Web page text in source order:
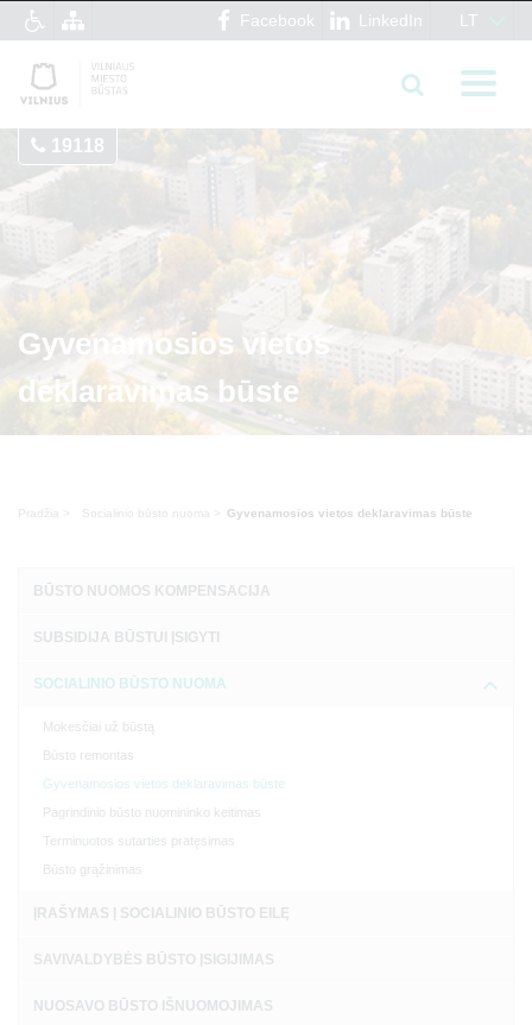
Facebook LinkedIn LT
19118
Gyvenamosios vietos
deklaravimas būste
Pradžia Socialinio būsto nuoma Gyvenamosios vietos deklaravimas būste
BŪSTO NUOMOS KOMPENSACIJA
SUBSIDIJA BŪSTUI ĮSIGYTI
SOCIALINIO BŪSTO NUOMA
Mokesčiai už būstą
Būsto remontas
Gyvenamosios vietos deklaravimas būste
Pagrindinio būsto nuomininko keitimas
Terminuotos sutarties pratęsimas
Būsto grąžinimas
ĮRAŠYMAS Į SOCIALINIO BŪSTO EILĘ
SAVIVALDYBĖS BŪSTO ĮSIGIJIMAS
NUOSAVO BŪSTO IŠNUOMOJIMAS